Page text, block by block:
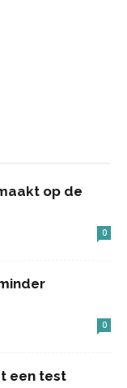
op de
0
0
een test